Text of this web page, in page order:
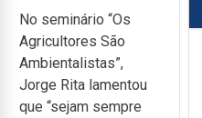
No seminário “Os
Agricultores São
Ambientalistas”,
Jorge Rita lamentou
que “sejam sempre